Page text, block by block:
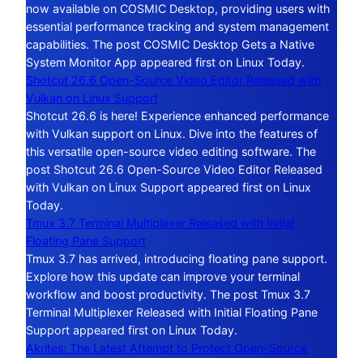
now available on COSMIC Desktop, providing users with
essential performance tracking and system management
capabilities. The post COSMIC Desktop Gets a Native
System Monitor App appeared first on Linux Today.
Shotcut 26.6 Open-Source Video Editor Released with
Vulkan on Linux Support
Shotcut 26.6 is here! Experience enhanced performance
with Vulkan support on Linux. Dive into the features of
this versatile open-source video editing software. The
post Shotcut 26.6 Open-Source Video Editor Released
with Vulkan on Linux Support appeared first on Linux
Today.
Tmux 3.7 Terminal Multiplexer Released with Initial
Floating Pane Support
Tmux 3.7 has arrived, introducing floating pane support.
Explore how this update can improve your terminal
workflow and boost productivity. The post Tmux 3.7
Terminal Multiplexer Released with Initial Floating Pane
Support appeared first on Linux Today.
Akrites: The Latest Attempt to Protect Open-Source